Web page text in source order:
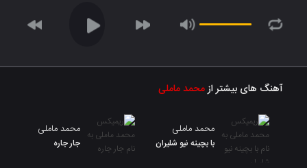
آهنگ های بیشتر ازمحمد ماملی
محمد ماملی
با بچینە نیو شلیران
محمد ماملی
جار جاره